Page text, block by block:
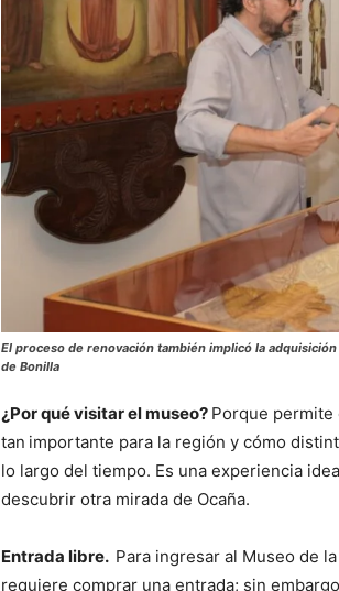
El proceso de renovación también implicó la adquisición
de Bonilla
¿Por qué visitar el museo? Porque permite
tan importante para la región y cómo
lo largo del tiempo. Es una experiencia
descubrir otra mirada de Ocaña.
Entrada libre. Para ingresar al Museo de
requiere comprar una entrada; sin